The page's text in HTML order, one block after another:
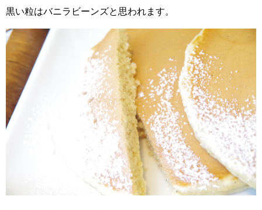
黒い粒はバニラビーンズと思われます。